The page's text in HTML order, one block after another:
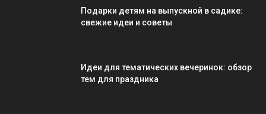
Подарки детям на выпускной в садике:
свежие идеи и советы
Идеи для тематических вечеринок: обзор
тем для праздника